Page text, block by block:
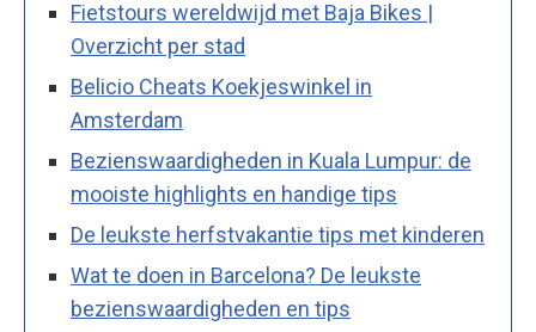
Fietstours wereldwijd met Baja Bikes |
Overzicht per stad
Belicio Cheats Koekjeswinkel in
Amsterdam
Bezienswaardigheden in Kuala Lumpur: de
mooiste highlights en handige tips
De leukste herfstvakantie tips met kinderen
Wat te doen in Barcelona? De leukste
bezienswaardigheden en tips